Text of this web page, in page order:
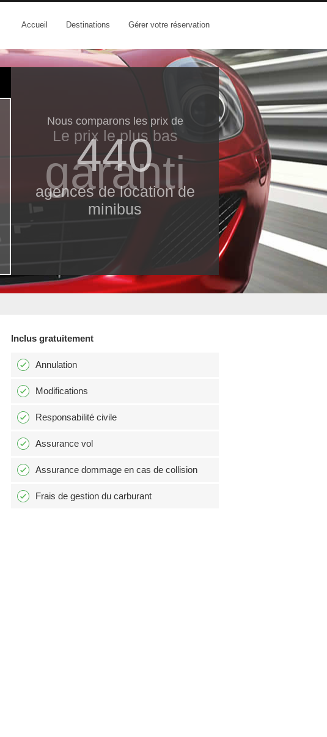
Accueil Destinations Gérer votre réservation
Le prix le​ plus bas
garanti
Inclus gratuitement
Annulation
Modifications
Responsabilité civile
Assurance vol
Assurance dommage en cas de collision
Frais de gestion du carburant